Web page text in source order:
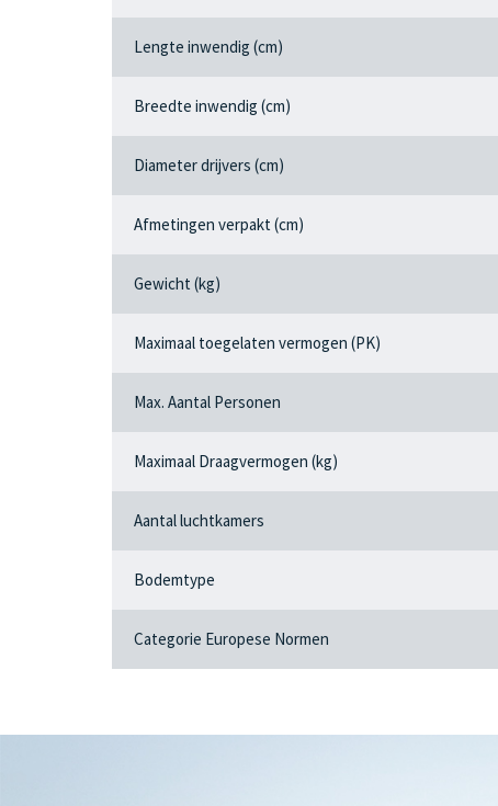
Lengte inwendig (cm)
Breedte inwendig (cm)
Diameter drijvers (cm)
Afmetingen verpakt (cm)
Gewicht (kg)
Maximaal toegelaten vermogen (PK)
Max. Aantal Personen
Maximaal Draagvermogen (kg)
Aantal luchtkamers
Bodemtype
Categorie Europese Normen